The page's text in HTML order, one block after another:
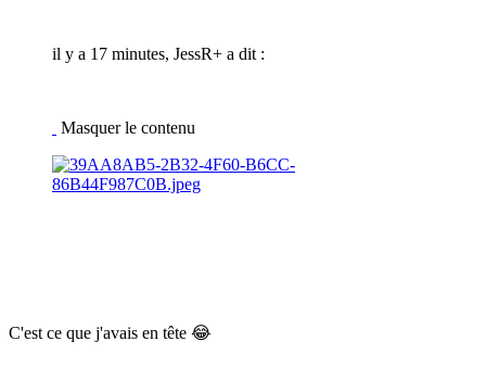
il y a 17 minutes, JessR+ a dit :
Masquer le contenu
C'est ce que j'avais en tête 😂